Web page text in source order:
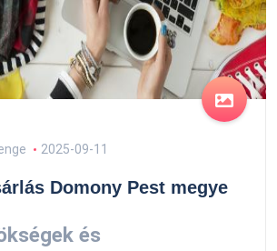
2025-09-11
Domony Pest megye
és